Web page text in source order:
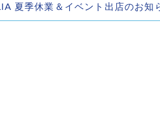
夏季休業＆イベント出店のお知